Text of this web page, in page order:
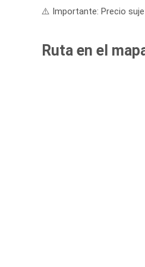
⚠️ Importante: Precio
Ruta en el